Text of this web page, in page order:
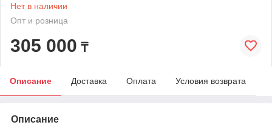
Нет в наличии
Опт и розница
305 000 ₸
Описание Доставка Оплата Условия возврата
Описание